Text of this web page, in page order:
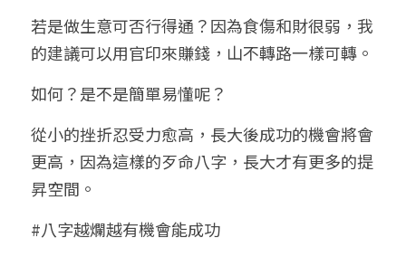
若是做生意可否行得通？因為食傷和財很弱，我
的建議可以用官印來賺錢，山不轉路一樣可轉。
如何？是不是簡單易懂呢？
從小的挫折忍受力愈高，長大後成功的機會將會
更高，因為這樣的歹命八字，長大才有更多的提
昇空間。
#八字越爛越有機會能成功